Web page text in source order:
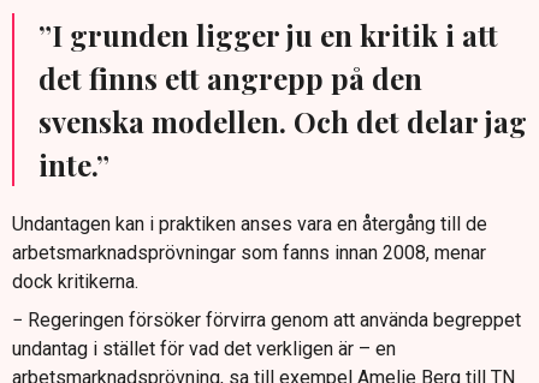
”I grunden ligger ju en kritik i att
det finns ett angrepp på den
svenska modellen. Och det delar jag
inte.”
Undantagen kan i praktiken anses vara en återgång till de
arbetsmarknadsprövningar som fanns innan 2008, menar
dock kritikerna.
− Regeringen försöker förvirra genom att använda begreppet
undantag i stället för vad det verkligen är – en
arbetsmarknadsprövning, sa till exempel Amelie Berg till TN